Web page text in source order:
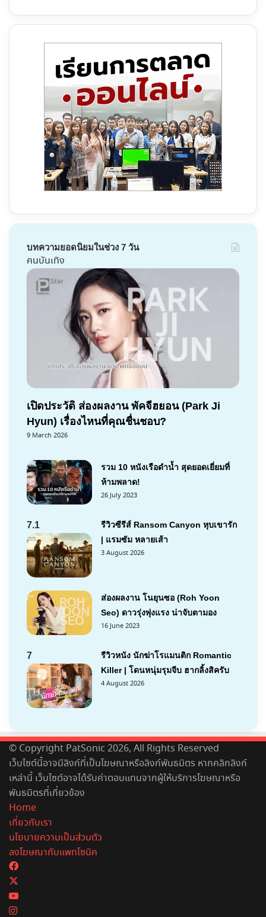
บทความยอดนิยมในช่วง 7 วัน
คนบันเทิง
เปิดประวัติ ส่องผลงาน พัคจีฮยอน (Park Ji
Hyun) เรื่องไหนที่คุณชื่นชอบ?
9 March 2026
รวม 10 หนังเรือดำน้ำ สุดยอดเยี่ยมที่
ห้ามพลาด!
26 July 2023
7.1
รีวิวซีรีส์ Ransom Canyon หุบเขารัก
| แรมซัม หลายเส้า
3 August 2026
ส่องผลงาน โนยุนซอ (Roh Yoon
Seo) ดาวรุ่งพุ่งแรง น่าจับตามอง
16 June 2023
7
รีวิวหนัง นักฆ่าโรแมนติก Romantic
Killer | โดนหนุ่มรุมจีบ ฮากลิ้งสิครับ
4 August 2026
© Copyright PatSonic 2026, All Rights Reserved
เว็บไซต์นี้อาจมีลิงก์ที่เป็นโฆษณาหรือลิงก์พันธมิตร หากคลิกลิงก์
เหล่านี้ เว็บไซต์อาจได้รับค่าตอบแทนจากผู้ให้บริการโฆษณาหรือ
พันธมิตรที่เกี่ยวข้อง
Home
เกี่ยวกับเรา
นโยบายความเป็นส่วนตัว
ลงโฆษณากับแพทโซนิค